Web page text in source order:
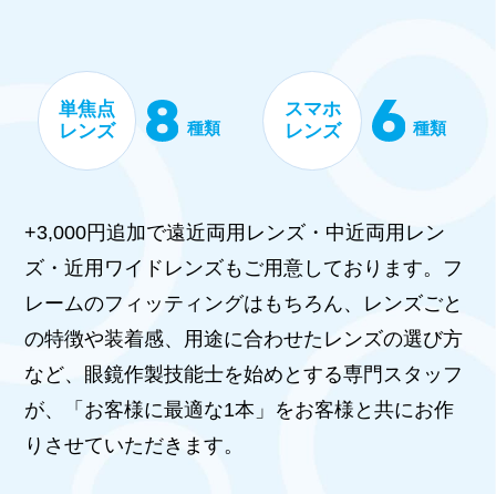
単焦点
レンズ
種類
スマホ
レンズ
種類
+3,000円追加で遠近両用レンズ・中近両用レン
ズ・近用ワイドレンズもご用意しております。フ
レームのフィッティングはもちろん、レンズごと
の特徴や装着感、用途に合わせたレンズの選び方
など、眼鏡作製技能士を始めとする専門スタッフ
が、「お客様に最適な1本」をお客様と共にお作
りさせていただきます。